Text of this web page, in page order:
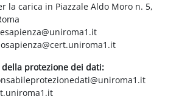
la carica in Piazzale Aldo Moro n. 5,
della protezione dei dati: